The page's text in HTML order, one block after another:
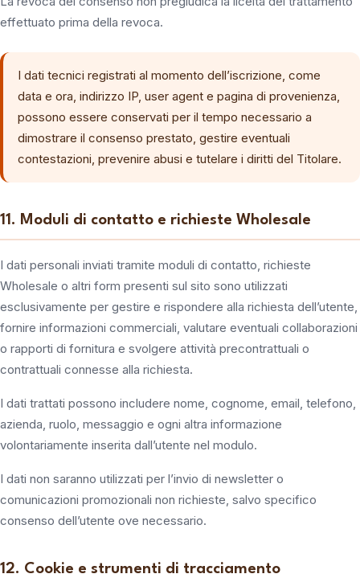
effettuato prima della revoca.
I dati tecnici registrati al momento dell’iscrizione, come
data e ora, indirizzo IP, user agent e pagina di provenienza,
possono essere conservati per il tempo necessario a
dimostrare il consenso prestato, gestire eventuali
contestazioni, prevenire abusi e tutelare i diritti del Titolare.
11. Moduli di contatto e richieste Wholesale
I dati personali inviati tramite moduli di contatto, richieste
Wholesale o altri form presenti sul sito sono utilizzati
esclusivamente per gestire e rispondere alla richiesta dell’utente,
fornire informazioni commerciali, valutare eventuali collaborazioni
o rapporti di fornitura e svolgere attività precontrattuali o
contrattuali connesse alla richiesta.
I dati trattati possono includere nome, cognome, email, telefono,
azienda, ruolo, messaggio e ogni altra informazione
volontariamente inserita dall’utente nel modulo.
I dati non saranno utilizzati per l’invio di newsletter o
comunicazioni promozionali non richieste, salvo specifico
consenso dell’utente ove necessario.
12. Cookie e strumenti di tracciamento